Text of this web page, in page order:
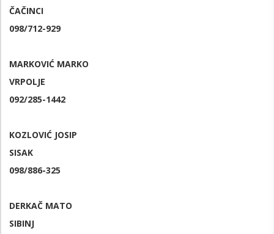
ČAČINCI
098/712-929
MARKOVIĆ MARKO
VRPOLJE
092/285-1442
KOZLOVIĆ JOSIP
SISAK
098/886-325
DERKAČ MATO
SIBINJ